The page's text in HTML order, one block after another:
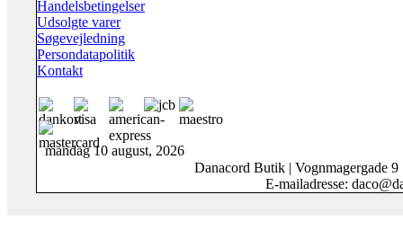
Handelsbetingelser
Udsolgte varer
Søgevejledning
Persondatapolitik
Kontakt
mandag 10 august, 2026
Danacord Butik | Vognmagergade
E-mailadresse: